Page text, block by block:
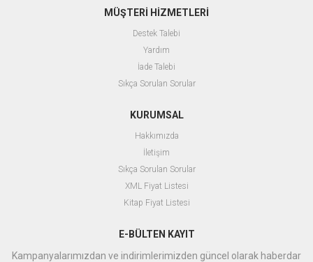
MÜŞTERİ HİZMETLERİ
Destek Talebi
Yardım
İade Talebi
Sıkça Sorulan Sorular
KURUMSAL
Hakkımızda
İletişim
Sıkça Sorulan Sorular
XML Fiyat Listesi
Kitap Fiyat Listesi
E-BÜLTEN KAYIT
Kampanyalarımızdan ve indirimlerimizden güncel olarak haberdar